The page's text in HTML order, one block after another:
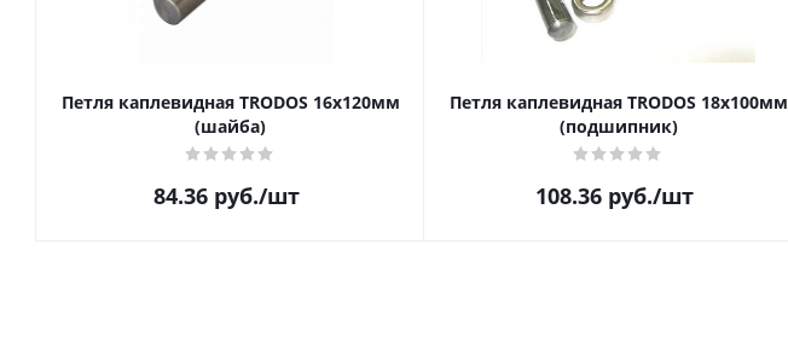
Петля каплевидная TRODOS 16х120мм
(шайба)
84.36руб./шт
Петля каплевидная TRODOS 18х100мм
(подшипник)
108.36руб./шт